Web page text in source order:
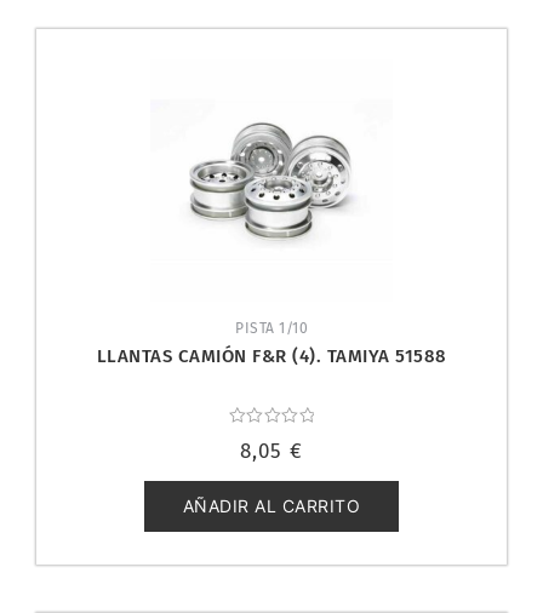
PISTA 1/10
LLANTAS CAMIÓN F&R (4). TAMIYA 51588
con
de
5
8,05 €
AÑADIR AL CARRITO